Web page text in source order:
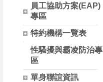
員工協助方案(EAP)
專區
特約機構一覽表
性騷擾與霸凌防治專
區
單身聯誼資訊